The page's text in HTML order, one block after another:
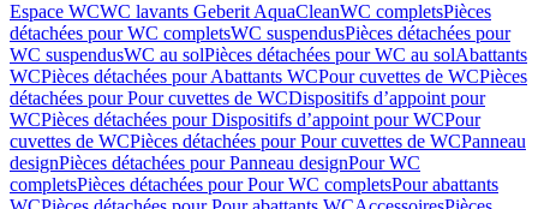
Espace WCWC lavants Geberit AquaCleanWC completsPièces
détachées pour WC completsWC suspendusPièces détachées pour
WC suspendusWC au solPièces détachées pour WC au solAbattants
WCPièces détachées pour Abattants WCPour cuvettes de WCPièces
détachées pour Pour cuvettes de WCDispositifs d’appoint pour
WCPièces détachées pour Dispositifs d’appoint pour WCPour
cuvettes de WCPièces détachées pour Pour cuvettes de WCPanneau
designPièces détachées pour Panneau designPour WC
completsPièces détachées pour Pour WC completsPour abattants